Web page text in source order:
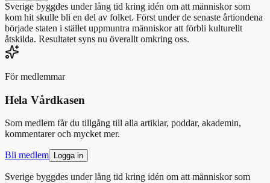
Sverige byggdes under lång tid kring idén om att människor som
kom hit skulle bli en del av folket. Först under de senaste årtiondena
började staten i stället uppmuntra människor att förbli kulturellt
åtskilda. Resultatet syns nu överallt omkring oss.
För medlemmar
Hela Vårdkasen
Som medlem får du tillgång till alla artiklar, poddar, akademin,
kommentarer och mycket mer.
Bli medlem Logga in
Sverige byggdes under lång tid kring idén om att människor som